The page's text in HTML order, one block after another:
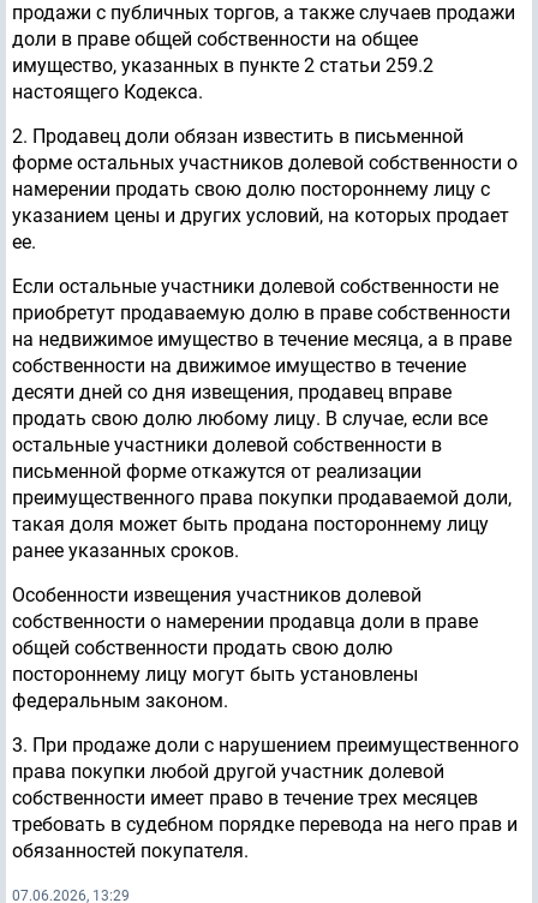
продажи с публичных торгов, а также случаев продажи
доли в праве общей собственности на общее
имущество, указанных в пункте 2 статьи 259.2
настоящего Кодекса.
2. Продавец доли обязан известить в письменной
форме остальных участников долевой собственности о
намерении продать свою долю постороннему лицу с
указанием цены и других условий, на которых продает
ее.
Если остальные участники долевой собственности не
приобретут продаваемую долю в праве собственности
на недвижимое имущество в течение месяца, а в праве
собственности на движимое имущество в течение
десяти дней со дня извещения, продавец вправе
продать свою долю любому лицу. В случае, если все
остальные участники долевой собственности в
письменной форме откажутся от реализации
преимущественного права покупки продаваемой доли,
такая доля может быть продана постороннему лицу
ранее указанных сроков.
Особенности извещения участников долевой
собственности о намерении продавца доли в праве
общей собственности продать свою долю
постороннему лицу могут быть установлены
федеральным законом.
3. При продаже доли с нарушением преимущественного
права покупки любой другой участник долевой
собственности имеет право в течение трех месяцев
требовать в судебном порядке перевода на него прав и
обязанностей покупателя.
07.06.2026, 13:29